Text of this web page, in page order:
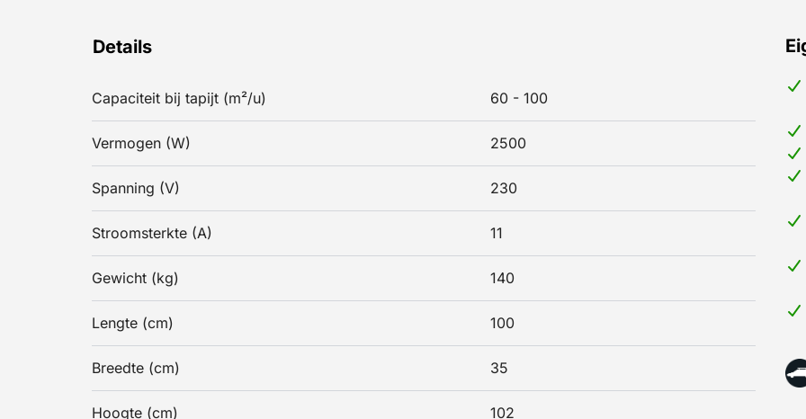
Details
Capaciteit bij tapijt (m²/u) 60 - 100
Vermogen (W) 2500
Spanning (V) 230
Stroomsterkte (A) 11
Gewicht (kg) 140
Lengte (cm) 100
Breedte (cm) 35
Hoogte (cm) 102